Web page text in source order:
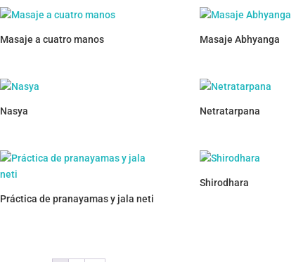
Masaje a cuatro manos Masaje Abhyanga
Nasya Netratarpana
Práctica de pranayamas y jala neti
Shirodhara